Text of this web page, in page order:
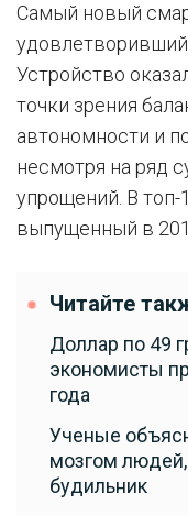
Самый новый
удовлетворивший
Устройство
точки зрения
автономности и
несмотря на ряд
упрощений. В топ-
выпущенный в
Читайте
Доллар по 49
экономисты
года
Ученые
мозгом
будильник